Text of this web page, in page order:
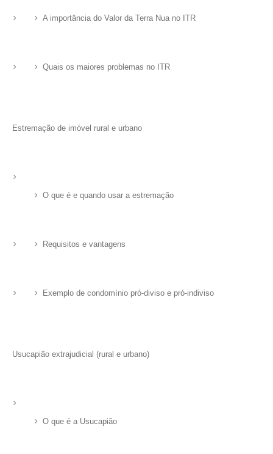
A importância do Valor da Terra Nua no ITR
Quais os maiores problemas no ITR
Estremação de imóvel rural e urbano
O que é e quando usar a estremação
Requisitos e vantagens
Exemplo de condomínio pró-diviso e pró-indiviso
Usucapião extrajudicial (rural e urbano)
O que é a Usucapião